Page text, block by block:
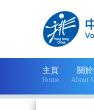
主頁
Home
關
About